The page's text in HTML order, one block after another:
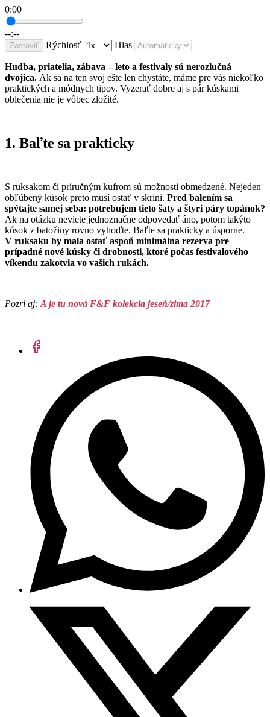
0:00
--:--
Zastaviť Rýchlosť Hlas
Hudba, priatelia, zábava – leto a festivaly sú nerozlučná
dvojica. Ak sa na ten svoj ešte len chystáte, máme pre vás niekoľko
praktických a módnych tipov. Vyzerať dobre aj s pár kúskami
oblečenia nie je vôbec zložité.
1. Baľte sa prakticky
S ruksakom či príručným kufrom sú možnosti obmedzené. Nejeden
obľúbený kúsok preto musí ostať v skrini. Pred balením sa
spýtajte samej seba: potrebujem tieto šaty a štyri páry topánok?
Ak na otázku neviete jednoznačne odpovedať áno, potom takýto
kúsok z batožiny rovno vyhoďte. Baľte sa prakticky a úsporne.
V ruksaku by mala ostať aspoň minimálna rezerva pre
prípadné nové kúsky či drobnosti, ktoré počas festivalového
víkendu zakotvia vo vašich rukách.
Pozri aj:A je tu nová F&F kolekcia jeseň/zima 2017